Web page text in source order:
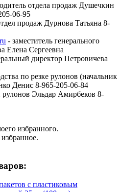
отдела продаж Душечкин
06-95
продаж Дурнова Татьяна 8-
- заместитель генерального
Елена Сергеевна
директор Петровичева
по резке рулонов (начальник
Денис 8-965-205-06-84
рулонов Эльдар Амирбеков 8-
избранного.